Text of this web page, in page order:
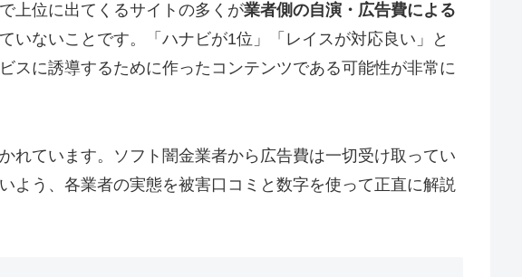
上位に出てくるサイトの多くが業者側の自演・広告費による
いないことです。「ハナビが1位」「レイスが対応良い」と
スに誘導するために作ったコンテンツである可能性が非常に
れています。ソフト闇金業者から広告費は一切受け取ってい
よう、各業者の実態を被害口コミと数字を使って正直に解説